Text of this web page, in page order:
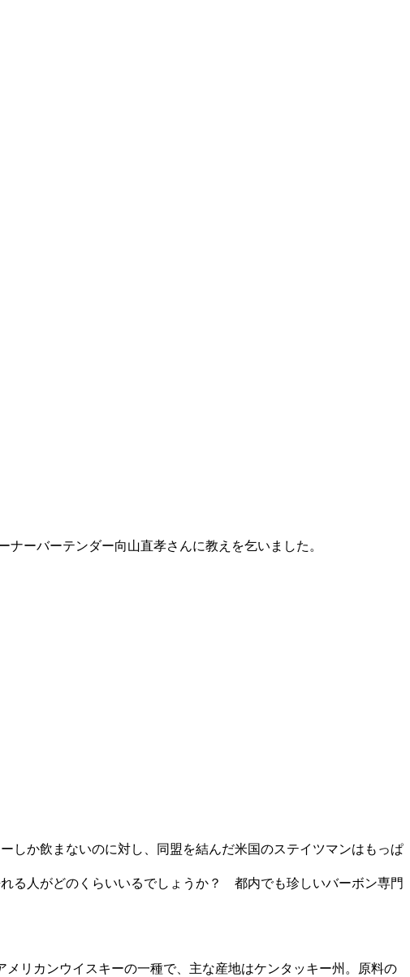
ーバーテンダー向山直孝さんに教えを乞いました。
しか飲まないのに対し、同盟を結んだ米国のステイツマンはもっぱ
る人がどのくらいいるでしょうか？ 都内でも珍しいバーボン専門
リカンウイスキーの一種で、主な産地はケンタッキー州。原料の